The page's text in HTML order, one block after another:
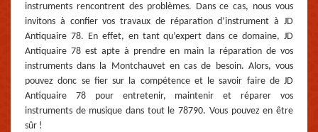
instruments rencontrent des problèmes. Dans ce cas, nous vous
invitons à confier vos travaux de réparation d’instrument à JD
Antiquaire 78. En effet, en tant qu’expert dans ce domaine, JD
Antiquaire 78 est apte à prendre en main la réparation de vos
instruments dans la Montchauvet en cas de besoin. Alors, vous
pouvez donc se fier sur la compétence et le savoir faire de JD
Antiquaire 78 pour entretenir, maintenir et réparer vos
instruments de musique dans tout le 78790. Vous pouvez en être
sûr !